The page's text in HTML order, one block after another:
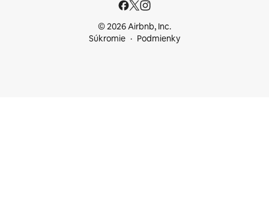
© 2026 Airbnb, Inc.
Súkromie
Podmienky